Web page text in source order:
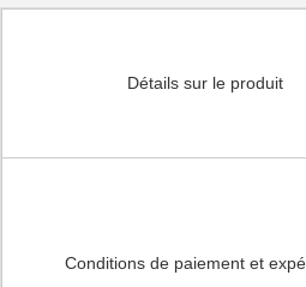
Détails sur le produit
Conditions de paiement et